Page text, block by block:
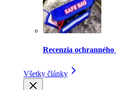
Recenzia
Všetky články